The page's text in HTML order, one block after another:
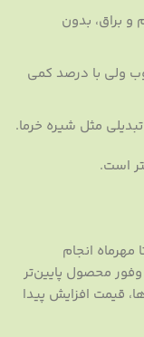
براق، بدون
ولی با درصد کمی
مثل شیره خرما.
است.
مهرماه انجام
محصول پایین‌تر
قیمت افزایش پیدا